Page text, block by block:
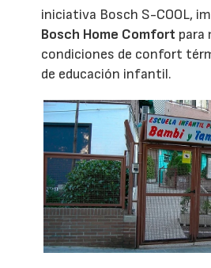
iniciativa Bosch S-COOL,
Bosch Home Comfort para
condiciones de confort
de educación infantil.